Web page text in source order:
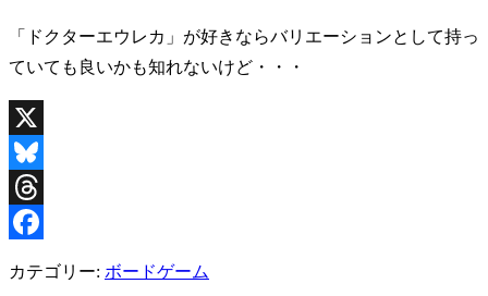
「ドクターエウレカ」が好きならバリエーションとして持っ
ていても良いかも知れないけど・・・
X
Bluesky
Threads
カテゴリー: ボードゲーム